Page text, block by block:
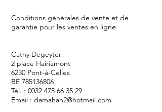
Conditions générales de vente et de
garantie pour les ventes en ligne
Cathy Degeyter
2 place Hairiamont
6230 Pont-à-Celles
BE 785136806
Tél. : 0032 475 66 35 29
Email : damahan2@hotmail.com